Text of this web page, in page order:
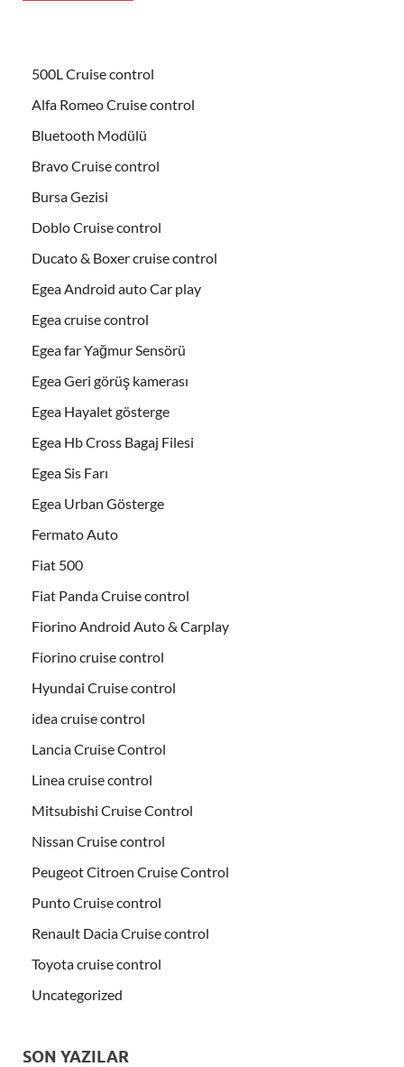
500L Cruise control
Alfa Romeo Cruise control
Bluetooth Modülü
Bravo Cruise control
Bursa Gezisi
Doblo Cruise control
Ducato & Boxer cruise control
Egea Android auto Car play
Egea cruise control
Egea far Yağmur Sensörü
Egea Geri görüş kamerası
Egea Hayalet gösterge
Egea Hb Cross Bagaj Filesi
Egea Sis Farı
Egea Urban Gösterge
Fermato Auto
Fiat 500
Fiat Panda Cruise control
Fiorino Android Auto & Carplay
Fiorino cruise control
Hyundai Cruise control
idea cruise control
Lancia Cruise Control
Linea cruise control
Mitsubishi Cruise Control
Nissan Cruise control
Peugeot Citroen Cruise Control
Punto Cruise control
Renault Dacia Cruise control
Toyota cruise control
Uncategorized
SON YAZILAR